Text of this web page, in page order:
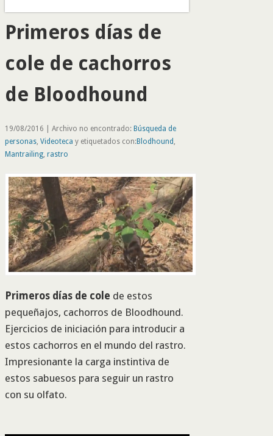
Primeros días de
cole de cachorros
de Bloodhound
19/08/2016 | Archivo no encontrado: Búsqueda de
personas, Videoteca y etiquetados con:Blodhound ,
Mantrailing, rastro
Primeros días de cole de estos
pequeñajos, cachorros de Bloodhound.
Ejercicios de iniciación para introducir a
estos cachorros en el mundo del rastro.
Impresionante la carga instintiva de
estos sabuesos para seguir un rastro
con su olfato.